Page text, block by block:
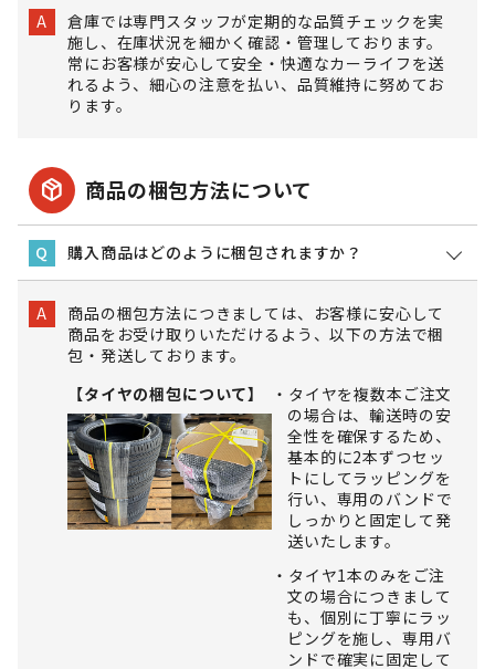
A
倉庫では専門スタッフが定期的な品質チェックを実
施し、在庫状況を細かく確認・管理しております。
常にお客様が安心して安全・快適なカーライフを送
れるよう、細心の注意を払い、品質維持に努めてお
ります。
package_2 商品の梱包方法について
Q 購入商品はどのように梱包されますか？
A
商品の梱包方法につきましては、お客様に安心して
商品をお受け取りいただけるよう、以下の方法で梱
包・発送しております。
【タイヤの梱包について】
タイヤを複数本ご注文
の場合は、輸送時の安
全性を確保するため、
基本的に2本ずつセッ
トにしてラッピングを
行い、専用のバンドで
しっかりと固定して発
送いたします。
タイヤ1本のみをご注
文の場合につきまして
も、個別に丁寧にラッ
ピングを施し、専用バ
ンドで確実に固定して